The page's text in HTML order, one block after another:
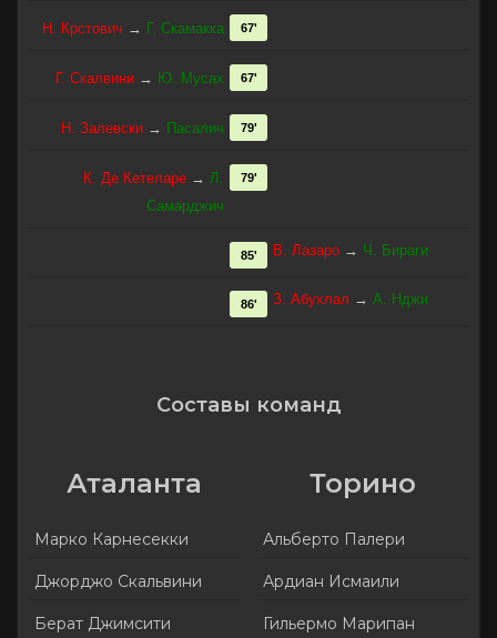
Н. Крстович → Г. Скамакка 67'
Г. Скалвини → Ю. Мусах 67'
Н. Залевски → Пасалич 79'
К. Де Кетеларе → Л.
Самарджич
79'
В. Лазаро → Ч. Бираги
85'
З. Абухлал → А. Нджи
86'
Составы команд
Аталанта
Марко Карнесекки
Джорджо Скальвини
Берат Джимсити
Торино
Альберто Палери
Ардиан Исмаили
Гильермо Марипан